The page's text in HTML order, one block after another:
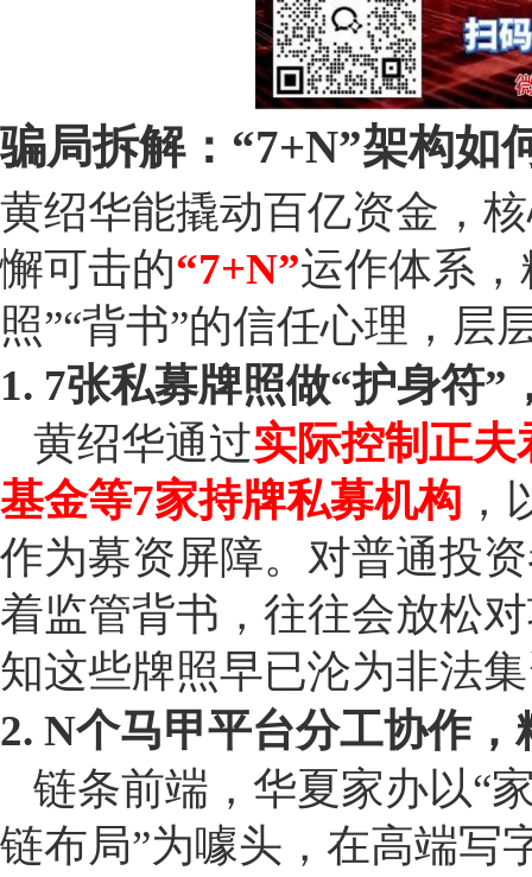
骗局拆解：“7+N”架构如
黄绍华能撬动百亿资金，
懈可击的“7+N”运作体系
照”“背书”的信任心理，层
1. 7张私募牌照做“护身符”
黄绍华通过实际控制正
基金等7家持牌私募机构
作为募资屏障。对普通投
着监管背书，往往会放松
知这些牌照早已沦为非法
2. N个马甲平台分工协作
链条前端，华夏家办以“
链布局”为噱头，在高端写